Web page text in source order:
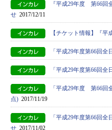
『平成29年度 第66回
せ 2017/12/11
【チケット情報】『
「平成29年度第66回
「平成29年度第66回
「平成29年度 第66回
点) 2017/11/19
「平成29年度第66回
せ 2017/11/02